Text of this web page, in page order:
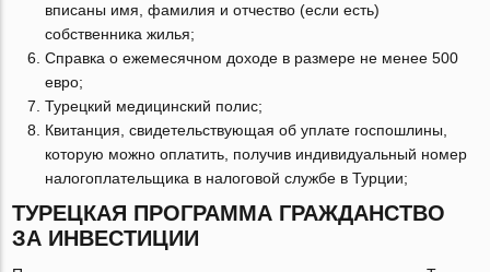
вписаны имя, фамилия и отчество (если есть)
собственника жилья;
Справка о ежемесячном доходе в размере не менее 500
евро;
Турецкий медицинский полис;
Квитанция, свидетельствующая об уплате госпошлины,
которую можно оплатить, получив индивидуальный номер
налогоплательщика в налоговой службе в Турции;
ТУРЕЦКАЯ ПРОГРАММА ГРАЖДАНСТВО
ЗА ИНВЕСТИЦИИ